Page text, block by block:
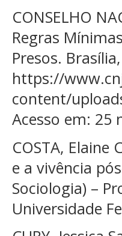
CONSELHO
Regras
Presos.
https://
content/
Acesso em: 25
COSTA,
e a vivência
Sociologia) –
Universidade